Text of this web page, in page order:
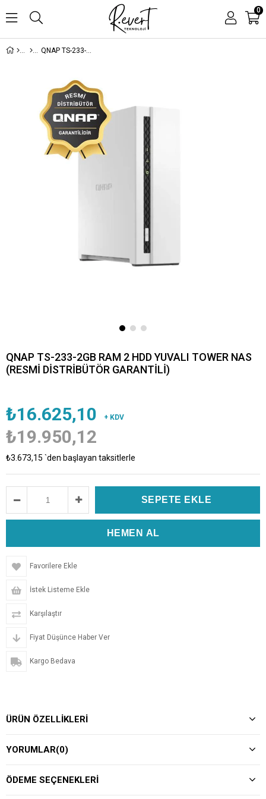
0
QNAP TS-233-2GB RAM 2 HDD YUVALI TOWER NAS (RESMİ DİSTRİBÜTÖR GARANTİLİ)
QNAP TS-233-2GB RAM 2 HDD YUVALI TOWER NAS
(RESMİ DİSTRİBÜTÖR GARANTİLİ)
₺16.625,10 + KDV
₺19.950,12
₺3.673,15 `den başlayan taksitlerle
Favorilere Ekle
İstek Listeme Ekle
Karşılaştır
Fiyat Düşünce Haber Ver
Kargo Bedava
ÜRÜN ÖZELLIKLERI
YORUMLAR(0)
ÖDEME SEÇENEKLERI